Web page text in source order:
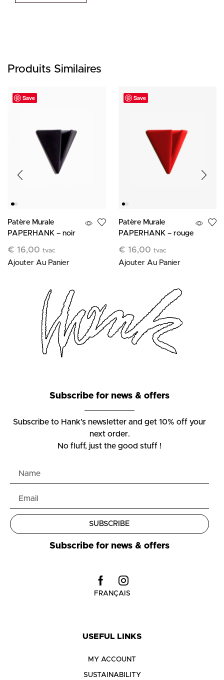
Produits Similaires
Save
Patère Murale
PAPERHANK – noir
€ 16,00 tvac
Ajouter Au Panier
Save
Patère Murale
PAPERHANK – rouge
€ 16,00 tvac
Ajouter Au Panier
Subscribe for news & offers
Subscribe to Hank’s newsletter and get 10% off your
next order.
No fluff, just the good stuff !
SUBSCRIBE
Subscribe for news & offers
FRANÇAIS
USEFUL LINKS
MY ACCOUNT
SUSTAINABILITY